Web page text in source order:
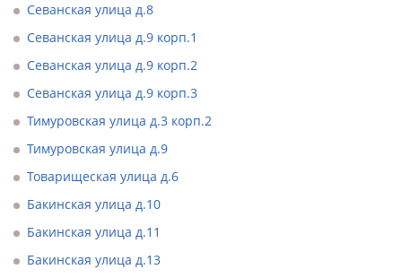
Севанская улица д.8
Севанская улица д.9 корп.1
Севанская улица д.9 корп.2
Севанская улица д.9 корп.3
Тимуровская улица д.3 корп.2
Тимуровская улица д.9
Товарищеская улица д.6
Бакинская улица д.10
Бакинская улица д.11
Бакинская улица д.13